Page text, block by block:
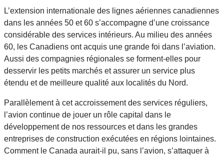
L’extension internationale des lignes aériennes canadiennes
dans les années 50 et 60 s’accompagne d’une croissance
considérable des services intérieurs. Au milieu des années
60, les Canadiens ont acquis une grande foi dans l’aviation.
Aussi des compagnies régionales se forment-elles pour
desservir les petits marchés et assurer un service plus
étendu et de meilleure qualité aux localités du Nord.
Parallèlement à cet accroissement des services réguliers,
l’avion continue de jouer un rôle capital dans le
développement de nos ressources et dans les grandes
entreprises de construction exécutées en régions lointaines.
Comment le Canada aurait-il pu, sans l’avion, s’attaquer à